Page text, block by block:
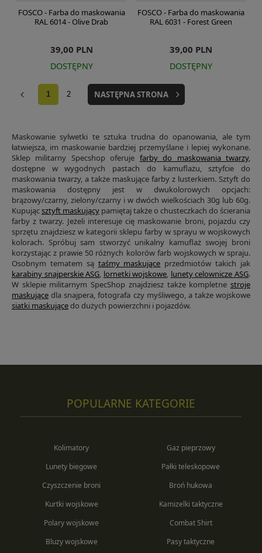
FOSCO - Farba do maskowania
RAL 6014 - Olive Drab
39,00 PLN
DOSTĘPNY
FOSCO - Farba do maskowania
RAL 6031 - Forest Green
39,00 PLN
DOSTĘPNY
1 2 NASTĘPNA STRONA
Maskowanie sylwetki te sztuka trudna do opanowania, ale tym
łatwiejsza, im maskowanie bardziej przemyślane i lepiej wykonane.
Sklep militarny Specshop oferuje farby do maskowania twarzy,
dostępne w wygodnych pastach do kamuflażu, sztyfcie do
maskowania twarzy, a także maskujące farby z lusterkiem. Sztyft do
maskowania dostępny jest w dwukolorowych opcjach:
brązowy/czarny, zielony/czarny i w dwóch wielkościach 30g lub 60g.
Kupującsztyft maskujący pamiętaj także o chusteczkach do ścierania
farby z twarzy. Jeżeli interesuje cię maskowanie broni, pojazdu czy
sprzętu znajdziesz w kategorii sklepu farby w sprayu w wojskowych
kolorach. Spróbuj sam stworzyć unikalny kamuflaż swojej broni
korzystając z prawie 50 różnych kolorów farb wojskowych w spraju.
Osobnym tematem są taśmy maskujące przedmiotów takich jak
karabiny snajperskie ASG, lornetki wojskowe, lunety celownicze ASG.
W sklepie militarnym SpecShop znajdziesz także kompletne stroje
maskujące dla snajpera, fotografa czy myśliwego, a także wojskowe
siatki maskującedo dużych powierzchni i pojazdów.
POPULARNE KATEGORIE
Kolimatory
Lunety biegowe
Czyszczenie broni
Gaz pieprzowy
Pałki teleskopowe
Broń hukowa
Kurtki wojskowe
Polary wojskowe
Bluzy wojskowe
Kamizelki taktyczne
Combat Shirt
Pasy taktyczne